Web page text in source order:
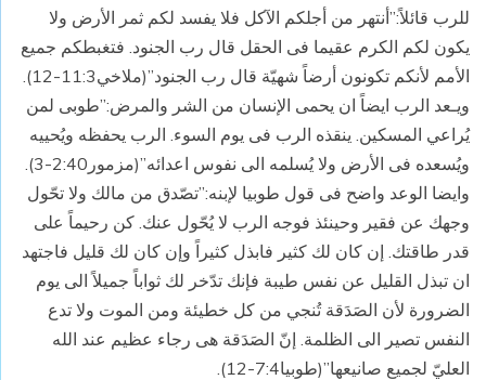
للرب قائلاً:”أنتهر من أجلكم الآكل فلا يفسد لكم ثمر الأرض ولا
يكون لكم الكرم عقيما فى الحقل قال رب الجنود. فتغبطكم جميع
الأمم لأنكم تكونون أرضاً شهيّة قال رب الجنود”(ملاخي11:3-12).
ويـعد الرب ايضاً ان يحمى الإنسان من الشر والمرض:”طوبى لمن
يُراعي المسكين. ينقذه الرب فى يوم السوء. الرب يحفظه ويُحييه
ويُسعده فى الأرض ولا يُسلمه الى نفوس اعدائه”(مزمور2:40-3).
وايضا الوعد واضح فى قول طوبيا لإبنه:”تصّدق من مالك ولا تحّول
وجهك عن فقير وحينئذ فوجه الرب لا يُحّول عنك. كن رحيماً على
قدر طاقتك. إن كان لك كثير فابذل كثيراً وإن كان لك قليل فاجتهد
ان تبذل القليل عن نفس طيبة فإنك تدّخر لك ثواباً جميلاً الى يوم
الضرورة لأن الصَدَقة تُنجي من كل خطيئة ومن الموت ولا تدع
النفس تصير الى الظلمة. إنّ الصَدَقة هى رجاء عظيم عند الله
العليّ لجميع صانيعها”(طوبيا7:4-12).